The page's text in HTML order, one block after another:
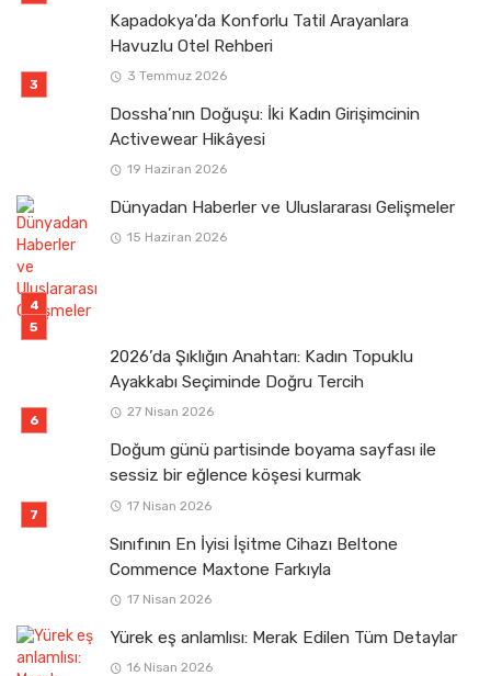
Kapadokya’da Konforlu Tatil Arayanlara
Havuzlu Otel Rehberi
3 Temmuz 2026
Dossha’nın Doğuşu: İki Kadın Girişimcinin
Activewear Hikâyesi
19 Haziran 2026
Dünyadan Haberler ve Uluslararası Gelişmeler
15 Haziran 2026
2026’da Şıklığın Anahtarı: Kadın Topuklu
Ayakkabı Seçiminde Doğru Tercih
27 Nisan 2026
Doğum günü partisinde boyama sayfası ile
sessiz bir eğlence köşesi kurmak
17 Nisan 2026
Sınıfının En İyisi İşitme Cihazı Beltone
Commence Maxtone Farkıyla
17 Nisan 2026
Yürek eş anlamlısı: Merak Edilen Tüm Detaylar
16 Nisan 2026